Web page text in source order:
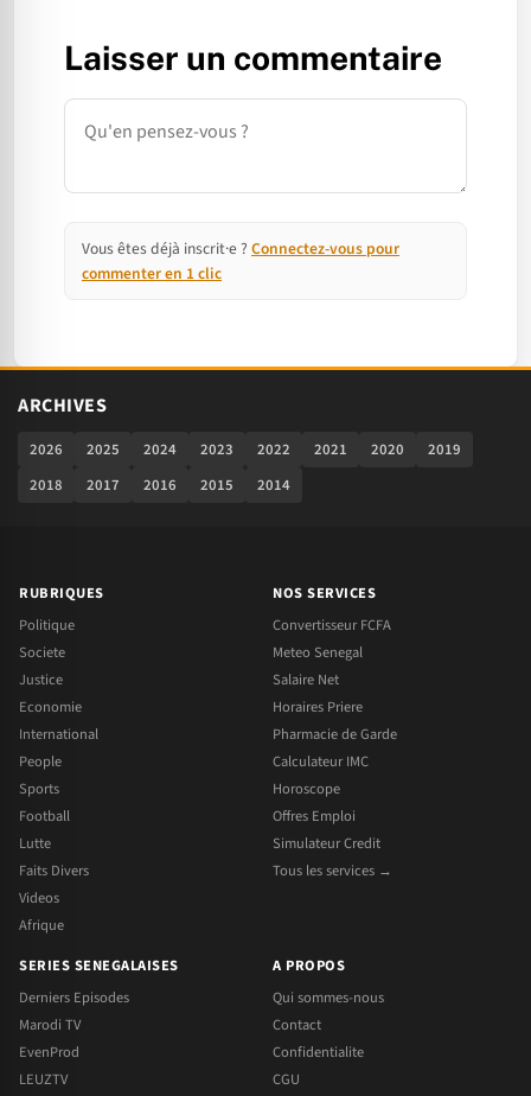
Laisser un commentaire
Commentaire
Vous êtes déjà inscrit·e ? Connectez-vous pour
commenter en 1 clic
ARCHIVES
2026 2025 2024 2023 2022 2021 2020
2019
2018
2017 2016 2015 2014
RUBRIQUES
Politique
Societe
Justice
Economie
International
People
Sports
Football
Lutte
Faits Divers
Videos
Afrique
NOS SERVICES
Convertisseur FCFA
Meteo Senegal
Salaire Net
Horaires Priere
Pharmacie de Garde
Calculateur IMC
Horoscope
Offres Emploi
Simulateur Credit
Tous les services →
SERIES SENEGALAISES
Derniers Episodes
Marodi TV
EvenProd
LEUZTV
A PROPOS
Qui sommes-nous
Contact
Confidentialite
CGU